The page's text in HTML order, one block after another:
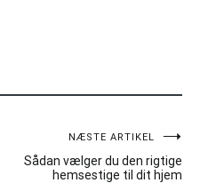
NÆSTE ARTIKEL
Sådan vælger du den rigtige
hemsestige til dit hjem